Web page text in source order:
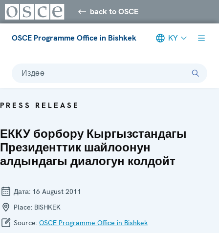
back to OSCE
OSCE Programme Office in Bishkek KY
Издөө
PRESS RELEASE
ЕККУ борбору Кыргызстандагы
Президенттик шайлоонун
алдындагы диалогун колдойт
Дата: 16 August 2011
Place: BISHKEK
Source: OSCE Programme Office in Bishkek